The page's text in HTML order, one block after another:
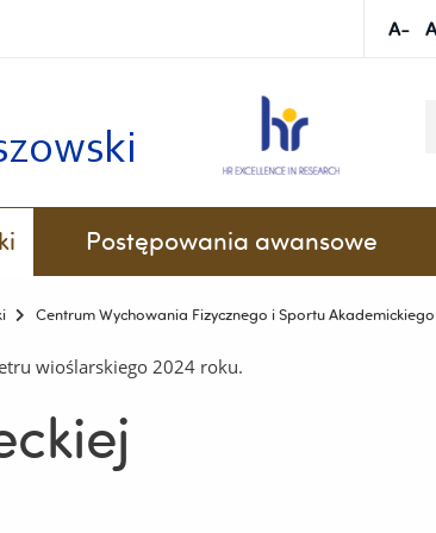
Postępowania awansowe
Centrum Wychowania Fizycznego i Sportu Akademickiego
wioślarskiego 2024 roku.